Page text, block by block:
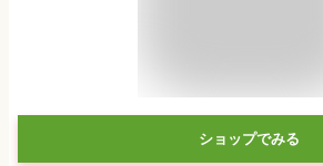
ショップでみる